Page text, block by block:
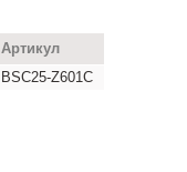
Артикул
BSC25-Z601C